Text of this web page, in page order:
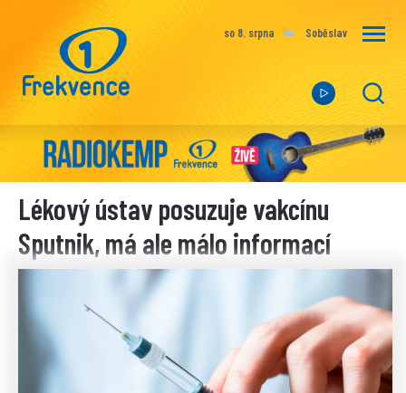
so 8. srpna Soběslav
Lékový ústav posuzuje vakcínu
Sputnik, má ale málo informací